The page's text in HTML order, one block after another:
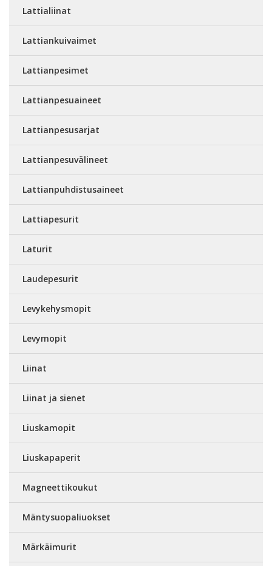
Lattialiinat
Lattiankuivaimet
Lattianpesimet
Lattianpesuaineet
Lattianpesusarjat
Lattianpesuvälineet
Lattianpuhdistusaineet
Lattiapesurit
Laturit
Laudepesurit
Levykehysmopit
Levymopit
Liinat
Liinat ja sienet
Liuskamopit
Liuskapaperit
Magneettikoukut
Mäntysuopaliuokset
Märkäimurit